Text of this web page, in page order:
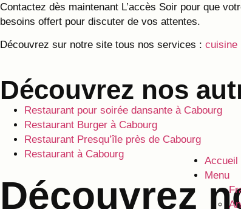
Accueil
Menu
Contactez dès maintenant L’accès Soir pour que
besoins offert pour discuter de vos attentes.
Découvrez sur notre site tous nos services : cuisine
Découvrez nos
Restaurant pour soirée dansante à Cabourg
Restaurant Burger à Cabourg
Restaurant Presqu’île près de Cabourg
Restaurant à Cabourg
Découvrez